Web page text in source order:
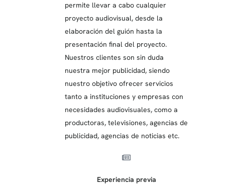
permite llevar a cabo cualquier
proyecto audiovisual, desde la
elaboración del guión hasta la
presentación final del proyecto.
Nuestros clientes son sin duda
nuestra mejor publicidad, siendo
nuestro objetivo ofrecer servicios
tanto a instituciones y empresas con
necesidades audiovisuales, como a
productoras, televisiones, agencias de
publicidad, agencias de noticias etc.
Experiencia previa